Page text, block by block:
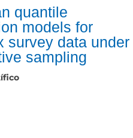
quantile
models for
survey data under
sampling